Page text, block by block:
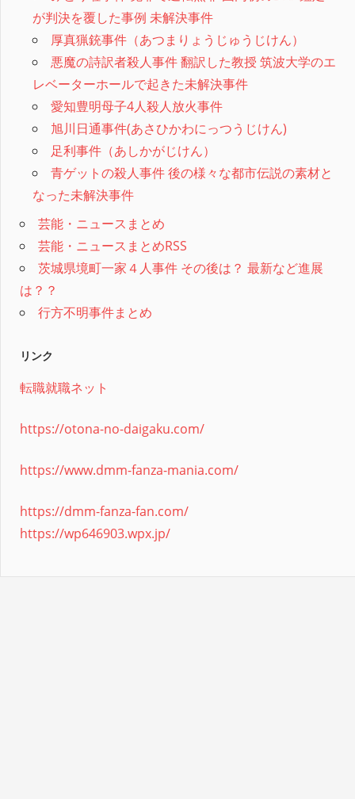
が判決を覆した事例 未解決事件
厚真猟銃事件（あつまりょうじゅうじけん）
悪魔の詩訳者殺人事件 翻訳した教授 筑波大学のエ
レベーターホールで起きた未解決事件
愛知豊明母子4人殺人放火事件
旭川日通事件(あさひかわにっつうじけん)
足利事件（あしかがじけん）
青ゲットの殺人事件 後の様々な都市伝説の素材と
なった未解決事件
芸能・ニュースまとめ
芸能・ニュースまとめRSS
茨城県境町一家４人事件 その後は？ 最新など進展
は？？
行方不明事件まとめ
リンク
転職就職ネット
https://otona-no-daigaku.com/
https://www.dmm-fanza-mania.com/
https://dmm-fanza-fan.com/
https://wp646903.wpx.jp/